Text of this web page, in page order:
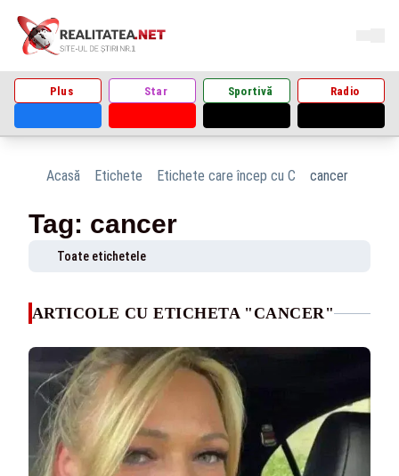
Plus Star Sportivă Radio
Acasă Etichete Etichete care încep cu C cancer
Tag: cancer
Toate etichetele
ARTICOLE CU ETICHETA "CANCER"